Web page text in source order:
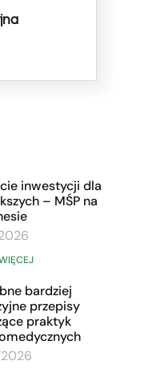
inwestycji dla
– MŚP na
bardziej
przepisy
praktyk